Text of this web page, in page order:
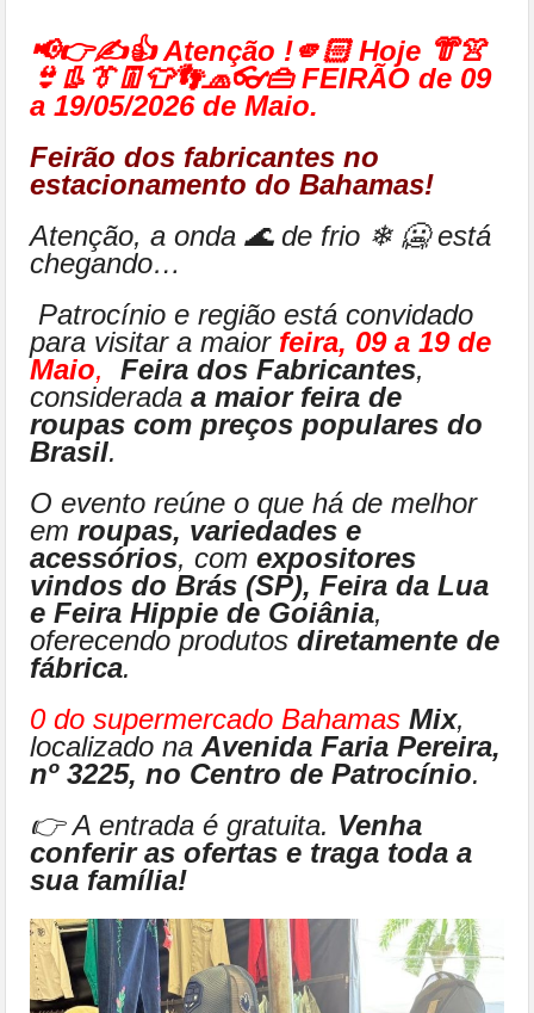
📢👉✍👍 Atenção !🫵🏻 Hoje 👘👚
👙👢👔👖👕👣🧢👓👜 FEIRÃO de 09
a 19/05/2026 de Maio.
Feirão dos fabricantes no
estacionamento do Bahamas!
Atenção, a onda 🌊 de frio ❄ 🥶 está
chegando…
Patrocínio e região está convidado
para visitar a maior feira, 09 a 19 de
Maio, Feira dos Fabricantes,
consideradaa maior feira de
roupas com preços populares do
Brasil.
O evento reúne o que há de melhor
emroupas, variedades e
acessórios, comexpositores
vindos do Brás (SP), Feira da Lua
e Feira Hippie de Goiânia,
oferecendo produtosdiretamente de
fábrica.
0do supermercado Bahamas Mix,
localizado naAvenida Faria Pereira,
nº 3225, no Centro de Patrocínio.
👉 A entrada é gratuita. Venha
conferir as ofertas e traga toda a
sua família!